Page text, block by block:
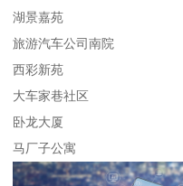
湖景嘉苑
旅游汽车公司南院
西彩新苑
大车家巷社区
卧龙大厦
马厂子公寓